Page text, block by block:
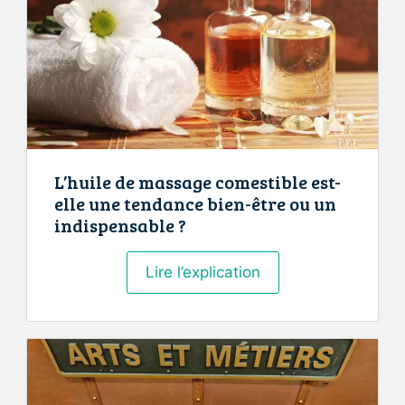
L’huile de massage comestible est-
elle une tendance bien-être ou un
indispensable ?
Lire l’explicationL’huile
de
massage
comestible
est-
elle